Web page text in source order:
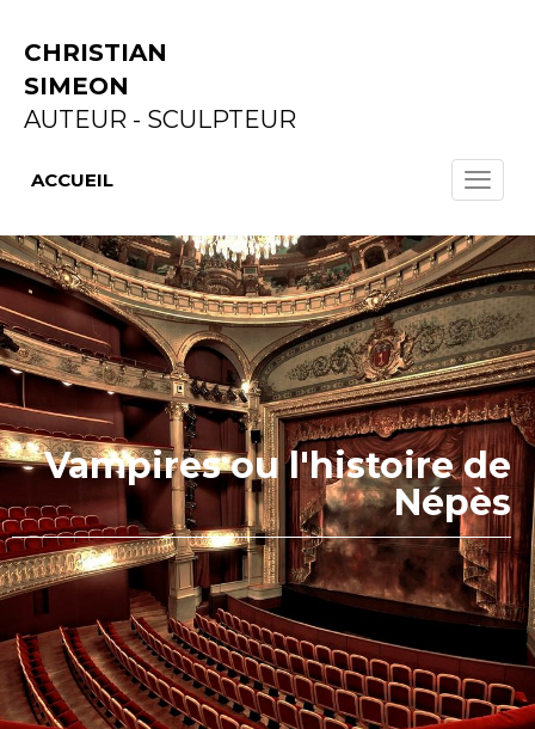
CHRISTIAN
SIMEON
AUTEUR - SCULPTEUR
ACCUEIL
Vampires ou l'histoire de
Népès